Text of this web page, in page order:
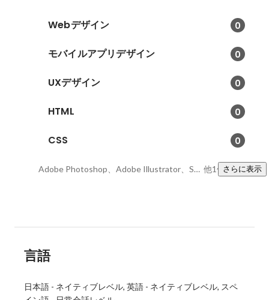
Webデザイン 0
モバイルアプリデザイン 0
UXデザイン 0
HTML 0
CSS 0
Adobe Photoshop、Adobe Illustrator、SKETCH 他1件さらに表示
言語
日本語 - ネイティブレベル 英語 - ネイティブレベル スペ